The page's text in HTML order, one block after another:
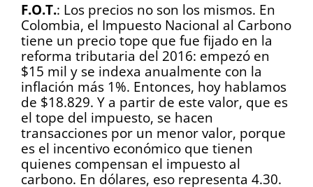
F.O.T.: Los precios no son los mismos. En
Colombia, el Impuesto Nacional al Carbono
tiene un precio tope que fue fijado en la
reforma tributaria del 2016: empezó en
$15 mil y se indexa anualmente con la
inflación más 1%. Entonces, hoy hablamos
de $18.829. Y a partir de este valor, que es
el tope del impuesto, se hacen
transacciones por un menor valor, porque
es el incentivo económico que tienen
quienes compensan el impuesto al
carbono. En dólares, eso representa 4.30.